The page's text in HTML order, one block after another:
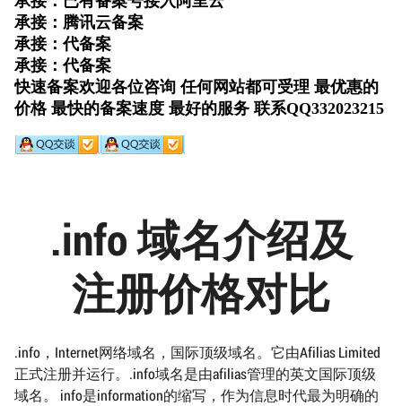
.info 域名介绍及
注册价格对比
.info，Internet网络域名，国际顶级域名。它由Afilias Limited
正式注册并运行。.info域名是由afilias管理的英文国际顶级
域名。 info是information的缩写，作为信息时代最为明确的